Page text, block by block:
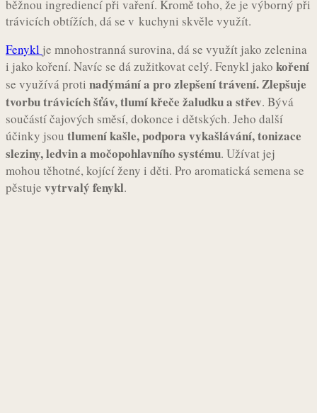
běžnou ingrediencí při vaření. Kromě toho, že je výborný při
trávicích obtížích, dá se v kuchyni skvěle využít.
Fenykl je mnohostranná surovina, dá se využít jako zelenina
i jako koření. Navíc se dá zužitkovat celý. Fenykl jako koření
se využívá proti nadýmání a pro zlepšení trávení. Zlepšuje
tvorbu trávicích šťáv, tlumí křeče žaludku a střev. Bývá
součástí čajových směsí, dokonce i dětských. Jeho další
účinky jsou tlumení kašle, podpora vykašlávání, tonizace
sleziny, ledvin a močopohlavního systému. Užívat jej
mohou těhotné, kojící ženy i děti. Pro aromatická semena se
pěstuje vytrvalý fenykl.